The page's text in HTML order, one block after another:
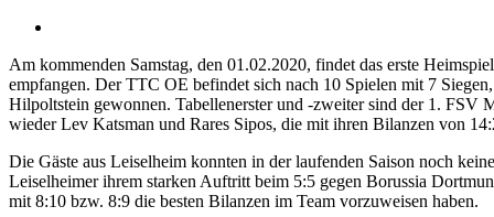
Am kommenden Samstag, den 01.02.2020, findet das erste
empfangen. Der TTC OE befindet sich nach 10 Spielen mit 7
Hilpoltstein gewonnen. Tabellenerster und -zweiter sind der 1. FSV
wieder Lev Katsman und Rares Sipos, die mit ihren Bilanzen von
Die Gäste aus Leiselheim konnten in der laufenden Saison noch
Leiselheimer ihrem starken Auftritt beim 5:5 gegen Borussia
mit 8:10 bzw. 8:9 die besten Bilanzen im Team vorzuweisen haben.